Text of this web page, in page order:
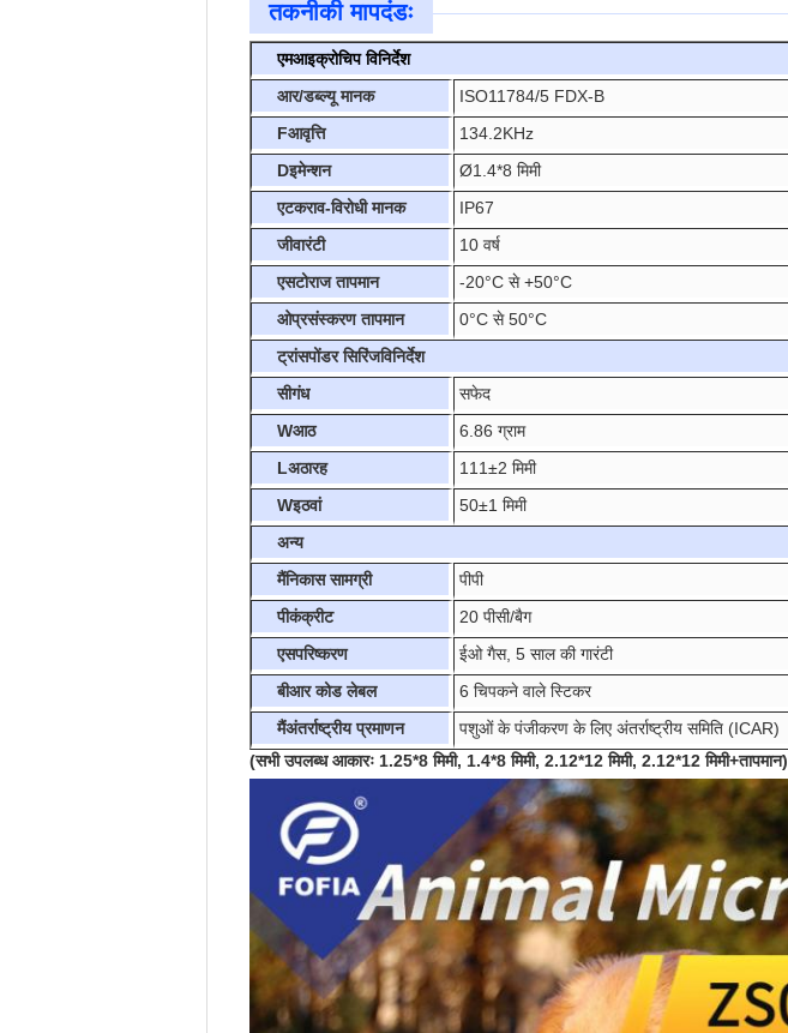
तकनीकी मापदंडः
एमआइक्रोचिप विनिर्देश
आर/डब्ल्यू मानक
ISO11784/5 FDX-B
Fआवृत्ति
134.2KHz
Dइमेन्शन
Ø1.4*8 मिमी
एटकराव-विरोधी मानक
IP67
जीवारंटी
10 वर्ष
एसटोराज तापमान
-20°C से +50°C
ओप्रसंस्करण तापमान
0°C से 50°C
ट्रांसपोंडर सिरिंजविनिर्देश
सीगंध
सफेद
Wआठ
6.86 ग्राम
Lअठारह
111±2 मिमी
Wइठवां
50±1 मिमी
अन्य
मैंनिकास सामग्री
पीपी
पीकंक्रीट
20 पीसी/बैग
एसपरिष्करण
ईओ गैस, 5 साल की गारंटी
बीआर कोड लेबल
6 चिपकने वाले स्टिकर
मैंअंतर्राष्ट्रीय प्रमाणन
पशुओं के पंजीकरण के लिए अंतर्राष्ट्रीय समिति (ICAR)
(सभी उपलब्ध आकारः 1.25*8 मिमी, 1.4*8 मिमी, 2.12*12 मिमी, 2.12*12 मिमी+तापमान)